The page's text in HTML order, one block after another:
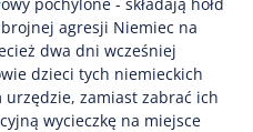
agresji Niemiec na
dwa dni wcześniej
dzieci tych niemieckich
urzędzie, zamiast zabrać ich
wycieczkę na miejsce